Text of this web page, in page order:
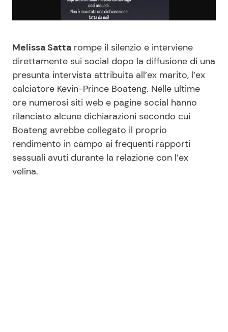
News benessere
Salute
Viaggi e Turismo
Festività
Primi Piatti
Ricette Facili e Veloci
Ricette Feste
Ricette per Bambini
Melissa Satta rompe il silenzio e interviene
direttamente sui social dopo la diffusione di una
presunta intervista attribuita all’ex marito, l’ex
calciatore Kevin-Prince Boateng. Nelle ultime
ore numerosi siti web e pagine social hanno
rilanciato alcune dichiarazioni secondo cui
Boateng avrebbe collegato il proprio
rendimento in campo ai frequenti rapporti
sessuali avuti durante la relazione con l’ex
velina.